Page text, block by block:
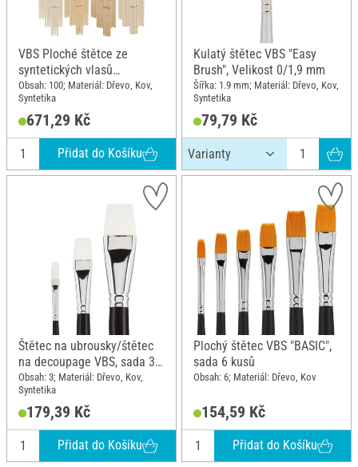
VBS Ploché štětce ze
syntetických vlasů
"Assorted", 100 kusů
Obsah: 100; Materiál: Dřevo, Kov,
Syntetika
671,29 Kč
Přidat do Košíku
Kulatý štětec VBS "Easy
Brush", Velikost 0/1,9 mm
Šířka: 1.9 mm; Materiál: Dřevo, Kov,
Syntetika
79,79 Kč
Štětec na ubrousky/štětec
na decoupage VBS, sada 3
ks
Obsah: 3; Materiál: Dřevo, Kov,
Syntetika
179,39 Kč
Přidat do Košíku
Plochý štětec VBS "BASIC",
sada 6 kusů
Obsah: 6; Materiál: Dřevo, Kov
154,59 Kč
Přidat do Košíku